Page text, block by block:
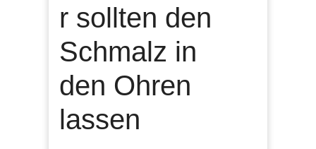
r sollten den
Schmalz in
den Ohren
lassen